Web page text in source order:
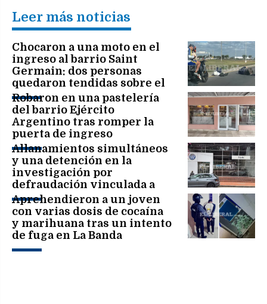
Leer más noticias
Chocaron a una moto en el
ingreso al barrio Saint
Germain: dos personas
quedaron tendidas sobre el
asfalto
Robaron en una pastelería
del barrio Ejército
Argentino tras romper la
puerta de ingreso
Allanamientos simultáneos
y una detención en la
investigación por
defraudación vinculada a
Fürth Automotores
Aprehendieron a un joven
con varias dosis de cocaína
y marihuana tras un intento
de fuga en La Banda